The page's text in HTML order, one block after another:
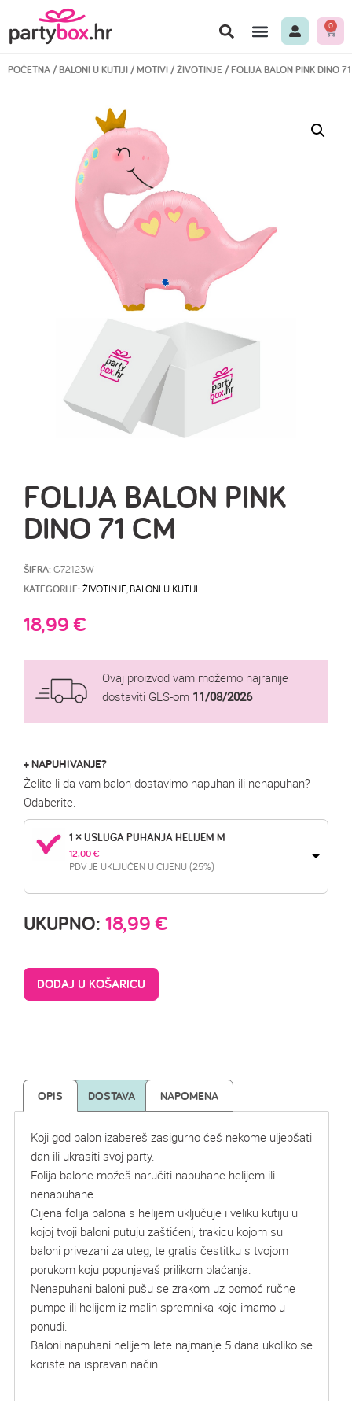
0
POČETNA/BALONI U KUTIJI/MOTIVI/ŽIVOTINJE/ FOLIJA BALON PINK DINO
FOLIJA BALON PINK
DINO 71 CM
ŠIFRA: G72123W
KATEGORIJE: ŽIVOTINJE BALONI U KUTIJI
18,99€
Ovaj proizvod vam možemo najranije
dostaviti GLS-om 11/08/2026
+ NAPUHIVANJE?
Želite li da vam balon dostavimo napuhan ili nenapuhan?
Odaberite.
1 × USLUGA PUHANJA HELIJEM M
12,00 €
PDV JE UKLJUČEN U CIJENU (25%)
UKUPNO: 18,99€
DODAJ U KOŠARICU
OPIS DOSTAVA NAPOMENA
Koji god balon izabereš zasigurno ćeš nekome uljepšati
dan ili ukrasiti svoj party.
Folija balone možeš naručiti napuhane helijem ili
nenapuhane.
Cijena folija balona s helijem uključuje i veliku kutiju u
kojoj tvoji baloni putuju zaštićeni, trakicu kojom su
baloni privezani za uteg, te gratis čestitku s tvojom
porukom koju popunjavaš prilikom plaćanja.
Nenapuhani baloni pušu se zrakom uz pomoć ručne
pumpe ili helijem iz malih spremnika koje imamo u
ponudi.
Baloni napuhani helijem lete najmanje 5 dana ukoliko se
koriste na ispravan način.